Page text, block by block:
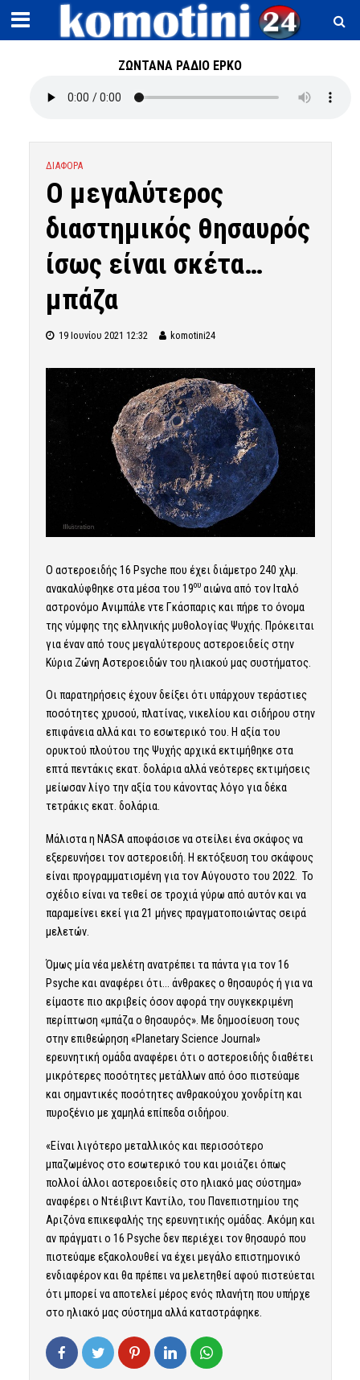
ΖΩΝΤΑΝΑ ΡΑΔΙΟ ΕΡΚΟ
ΔΙΑΦΟΡΑ
O μεγαλύτερος
διαστημικός θησαυρός
ίσως είναι σκέτα…
μπάζα
19 Ιουνίου 2021 12:32 komotini24
Ο αστεροειδής 16 Psyche που έχει διάμετρο 240 χλμ.
ανακαλύφθηκε στα μέσα του 19ουαιώνα από τον Ιταλό
αστρονόμο Ανιμπάλε ντε Γκάσπαρις και πήρε το όνομα
της νύμφης της ελληνικής μυθολογίας Ψυχής. Πρόκειται
για έναν από τους μεγαλύτερους αστεροειδείς στην
Κύρια Ζώνη Αστεροειδών του ηλιακού μας συστήματος.
Οι παρατηρήσεις έχουν δείξει ότι υπάρχουν τεράστιες
ποσότητες χρυσού, πλατίνας, νικελίου και σιδήρου στην
επιφάνεια αλλά και το εσωτερικό του. Η αξία του
ορυκτού πλούτου της Ψυχής αρχικά εκτιμήθηκε στα
επτά πεντάκις εκατ. δολάρια αλλά νεότερες εκτιμήσεις
μείωσαν λίγο την αξία του κάνοντας λόγο για δέκα
τετράκις εκατ. δολάρια.
Μάλιστα η NASAαποφάσισε να στείλει ένα σκάφος να
εξερευνήσει τον αστεροειδή. Η εκτόξευση του σκάφους
είναι προγραμματισμένη για τον Αύγουστο του 2022. Το
σχέδιο είναι να τεθεί σε τροχιά γύρω από αυτόν και να
παραμείνει εκεί για 21 μήνες πραγματοποιώντας σειρά
μελετών.
Όμως μία νέα μελέτη ανατρέπει τα πάντα για τον 16
Psyche και αναφέρει ότι… άνθρακες ο θησαυρός ή για να
είμαστε πιο ακριβείς όσον αφορά την συγκεκριμένη
περίπτωση «μπάζα ο θησαυρός». Με δημοσίευση τους
στην επιθεώρηση «Planetary Science Journal»
ερευνητική ομάδα αναφέρει ότι ο αστεροειδής διαθέτει
μικρότερες ποσότητες μετάλλων από όσο πιστεύαμε
και σημαντικές ποσότητες ανθρακούχου χονδρίτη και
πυροξένιο με χαμηλά επίπεδα σιδήρου.
«Είναι λιγότερο μεταλλικός και περισσότερο
μπαζωμένος στο εσωτερικό του και μοιάζει όπως
πολλοί άλλοι αστεροειδείς στο ηλιακό μας σύστημα»
αναφέρει ο Ντέιβιντ Καντίλο, του Πανεπιστημίου της
Αριζόναεπικεφαλής της ερευνητικής ομάδας. Ακόμη και
αν πράγματι ο 16 Psyche δεν περιέχει τον θησαυρό που
πιστεύαμε εξακολουθεί να έχει μεγάλο επιστημονικό
ενδιαφέρον και θα πρέπει να μελετηθεί αφού πιστεύεται
ότι μπορεί να αποτελεί μέρος ενός πλανήτη που υπήρχε
στο ηλιακό μας σύστημα αλλά καταστράφηκε.